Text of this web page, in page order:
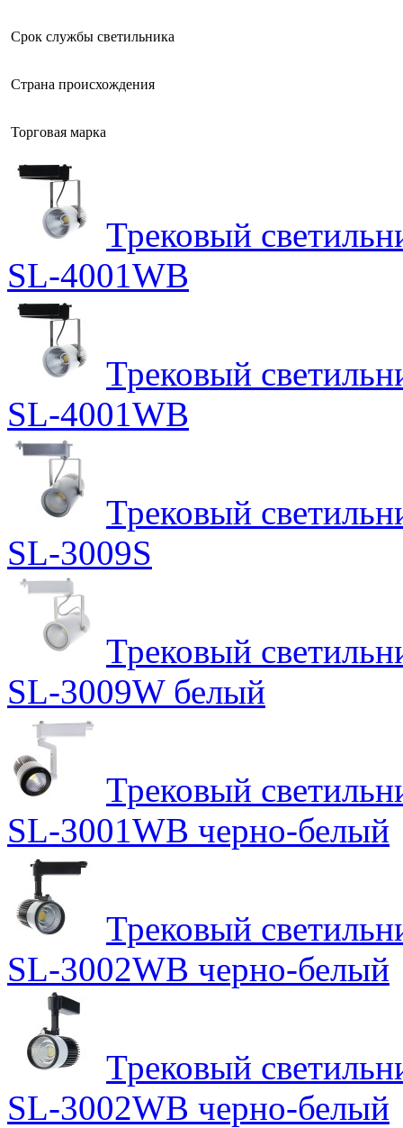
Срок службы светильника
Страна происхождения
Торговая марка
Трековый
SL-4001WB
Трековый
SL-4001WB
Трековый
SL-3009S
Трековый
SL-3009W белый
Трековый
SL-3001WB черно-белый
Трековый
SL-3002WB черно-белый
Трековый
SL-3002WB черно-белый